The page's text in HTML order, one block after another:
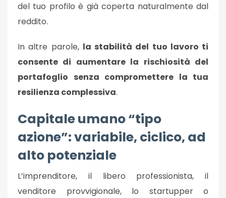
del tuo profilo è già coperta naturalmente dal
reddito.
In altre parole, la stabilità del tuo lavoro ti
consente di aumentare la rischiosità del
portafoglio senza compromettere la tua
resilienza complessiva.
Capitale umano “tipo
azione”: variabile, ciclico, ad
alto potenziale
L’imprenditore, il libero professionista, il
venditore provvigionale, lo startupper o